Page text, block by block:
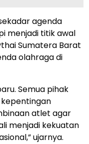
agenda
menjadi titik awal
Sumatera Barat
olahraga di
Semua pihak
atlet agar
menjadi kekuatan
ujarnya.